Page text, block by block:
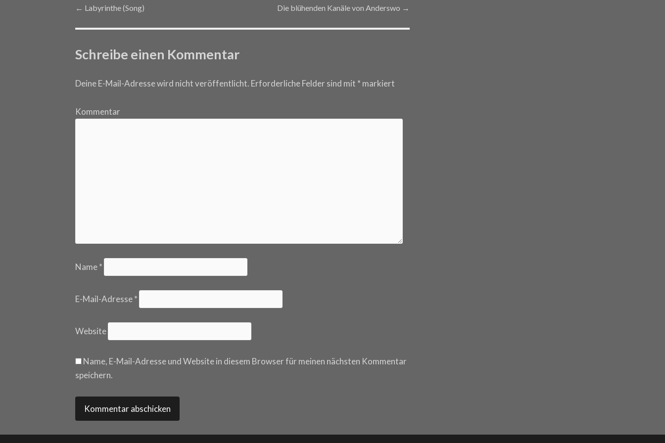
Post navigation
← Labyrinthe (Song) Die blühenden Kanäle von Anderswo →
Schreibe einen Kommentar
Deine E-Mail-Adresse wird nicht veröffentlicht. Erforderliche Felder sind mit * markiert
Kommentar
Name*
E-Mail-Adresse*
Website
Name, E-Mail-Adresse und Website in diesem Browser für meinen nächsten Kommentar
speichern.